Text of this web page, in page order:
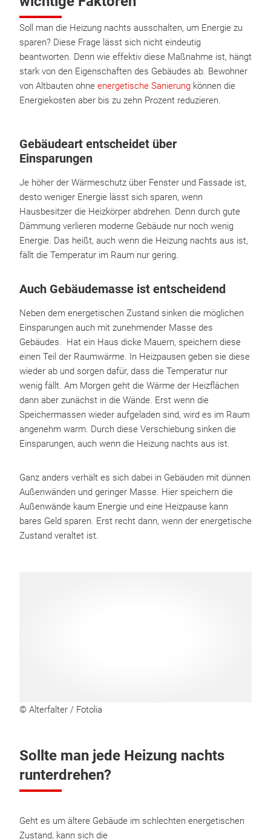
Soll man die Heizung nachts ausschalten, um Energie zu
sparen? Diese Frage lässt sich nicht eindeutig
beantworten. Denn wie effektiv diese Maßnahme ist, hängt
stark von den Eigenschaften des Gebäudes ab. Bewohner
von Altbauten ohne energetische Sanierung können die
Energiekosten aber bis zu zehn Prozent reduzieren.
Gebäudeart entscheidet über
Einsparungen
Je höher der Wärmeschutz über Fenster und Fassade ist,
desto weniger Energie lässt sich sparen, wenn
Hausbesitzer die Heizkörper abdrehen. Denn durch gute
Dämmung verlieren moderne Gebäude nur noch wenig
Energie. Das heißt, auch wenn die Heizung nachts aus ist,
fällt die Temperatur im Raum nur gering.
Auch Gebäudemasse ist entscheidend
Neben dem energetischen Zustand sinken die möglichen
Einsparungen auch mit zunehmender Masse des
Gebäudes. Hat ein Haus dicke Mauern, speichern diese
einen Teil der Raumwärme. In Heizpausen geben sie diese
wieder ab und sorgen dafür, dass die Temperatur nur
wenig fällt. Am Morgen geht die Wärme der Heizflächen
dann aber zunächst in die Wände. Erst wenn die
Speichermassen wieder aufgeladen sind, wird es im Raum
angenehm warm. Durch diese Verschiebung sinken die
Einsparungen, auch wenn die Heizung nachts aus ist.
Ganz anders verhält es sich dabei in Gebäuden mit dünnen
Außenwänden und geringer Masse. Hier speichern die
Außenwände kaum Energie und eine Heizpause kann
bares Geld sparen. Erst recht dann, wenn der energetische
Zustand veraltet ist.
© Alterfalter / Fotolia
Sollte man jede Heizung nachts
runterdrehen?
Geht es um ältere Gebäude im schlechten energetischen
Zustand, kann sich die